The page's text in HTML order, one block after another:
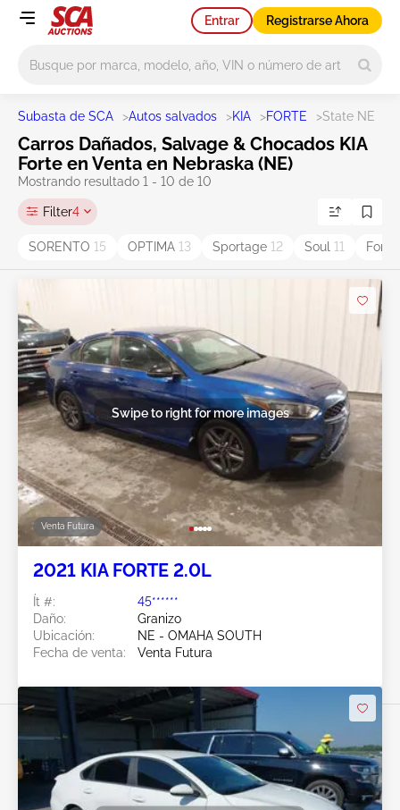
Entrar Registrarse Ahora
Subasta de SCA >Autos salvados >KIA >FORTE >State NE
Carros Dañados, Salvage & Chocados KIA
Forte en Venta en Nebraska (NE)
Mostrando resultado 1 - 10 de 10
Filter4
SORENTO 15 OPTIMA 13 Sportage 12 Soul 11 Forte
Venta Futura
Swipe to right for more images
2021 KIA FORTE 2.0L
Ít #:
45******
Daño:
Granizo
Ubicación:
NE - OMAHA SOUTH
Fecha de venta:
Venta Futura